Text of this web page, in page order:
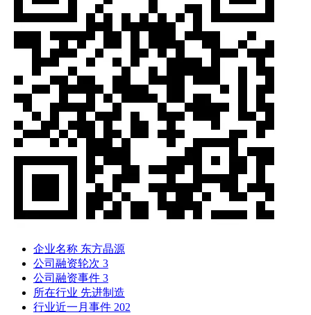
企业名称 东方晶源
公司融资轮次 3
公司融资事件 3
所在行业 先进制造
行业近一月事件 202